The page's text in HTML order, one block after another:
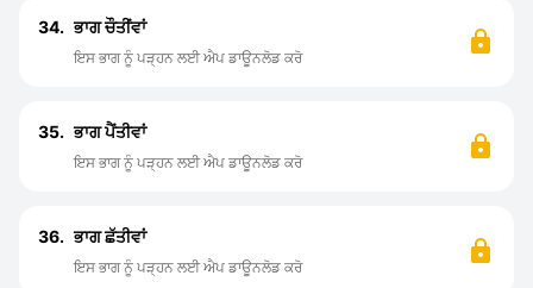
34. ਭਾਗ ਚੌਤੀਂਵਾਂ
ਇਸ ਭਾਗ ਨੂੰ ਪੜ੍ਹਨ ਲਈ ਐਪ ਡਾਊਨਲੋਡ ਕਰੋ
35. ਭਾਗ ਪੈਂਤੀਵਾਂ
ਇਸ ਭਾਗ ਨੂੰ ਪੜ੍ਹਨ ਲਈ ਐਪ ਡਾਊਨਲੋਡ ਕਰੋ
36. ਭਾਗ ਛੱਤੀਵਾਂ
ਇਸ ਭਾਗ ਨੂੰ ਪੜ੍ਹਨ ਲਈ ਐਪ ਡਾਊਨਲੋਡ ਕਰੋ